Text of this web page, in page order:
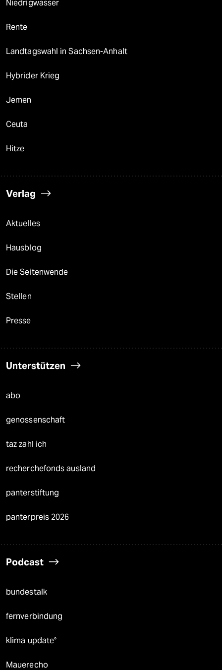
Niedrigwasser
Rente
Landtagswahl in Sachsen-Anhalt
Hybrider Krieg
Jemen
Ceuta
Hitze
Verlag
Aktuelles
Hausblog
Die Seitenwende
Stellen
Presse
Unterstützen
abo
genossenschaft
taz zahl ich
recherchefonds ausland
panterstiftung
panterpreis 2026
Podcast
bundestalk
fernverbindung
klima update°
Mauerecho